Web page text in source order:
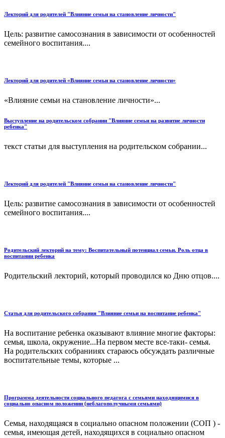
Лекторий для родителей "Влияние семьи на становление личности"
Цель: развитие самосознания в зависимости от особенностей
семейного воспитания....
Лекторий для родителей «Влияние семьи на становление личности»
«Влияние семьи на становление личности»...
Выступление на родительском собрании "Влияние семьи на развитие личности
ребенка"
текст статьи для выступления на родительском собрании...
Лекторий для родителей "Влияние семьи на становление личности"
Цель: развитие самосознания в зависимости от особенностей
семейного воспитания....
Родительский лекторий на тему: Воспитательный потенциал семьи. Роль отца в
воспитании ребенка
Родительский лекторий, который проводился ко Дню отцов....
Статья для родительского собрания "Влияние семьи на воспитание ребенка"
На воспитание ребенка оказывают влияние многие факторы:
семья, школа, окружение...На первом месте все-таки- семья.
На родительских собранииях стараюсь обсуждать различные
воспитательные темы, которые ...
Программа деятельности социального педагога с семьями находящимися в
социально опасном положении (неблагополучными семьями)
Семья, находящаяся в социально опасном положении (СОП ) -
семья, имеющая детей, находящихся в социально опасном